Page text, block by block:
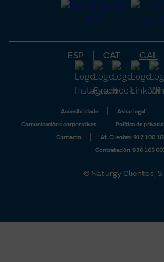
Prezo luz hoxe por horas
ESP CAT GAL
Accesibilidade Aviso legal
Comunicacións corporativas
Política de
Contacto
At. Clientes: 912 100
Contratación: 936 165
© Naturgy Clientes,